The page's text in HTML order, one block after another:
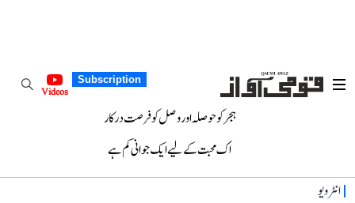
Subscription
Videos
ہجر کو حوصلہ اور وصل کو فرصت درکار
اک محبت کے لیے ایک جوانی کم ہے
انٹرویو